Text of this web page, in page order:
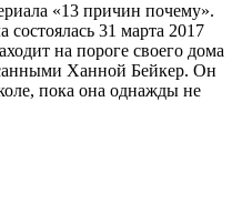
«13 причин почему».
состоялась 31 марта 2017
на пороге своего дома
Ханной Бейкер. Он
пока она однажды не